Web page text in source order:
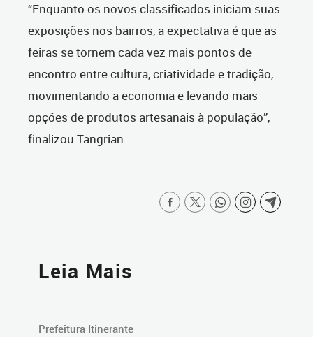
“Enquanto os novos classificados iniciam suas
exposições nos bairros, a expectativa é que as
feiras se tornem cada vez mais pontos de
encontro entre cultura, criatividade e tradição,
movimentando a economia e levando mais
opções de produtos artesanais à população”,
finalizou Tangrian.
Leia Mais
Prefeitura Itinerante